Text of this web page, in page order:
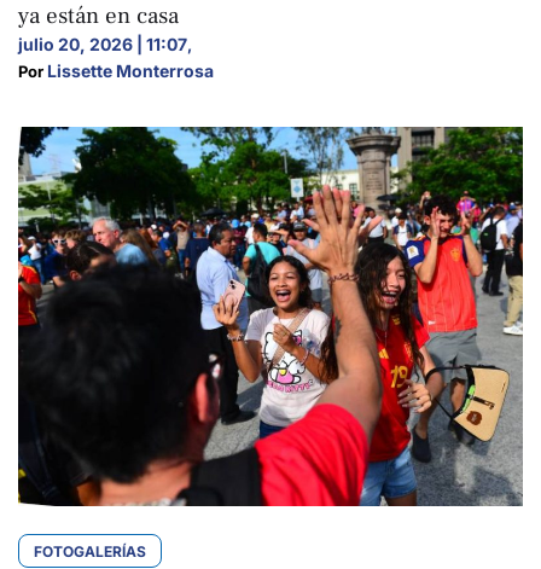
ya están en casa
julio 20, 2026 | 11:07,
Por Lissette Monterrosa
FOTOGALERÍAS